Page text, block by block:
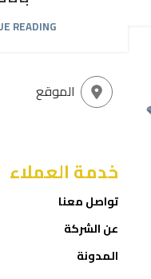
READING
الموقع
خدمة العملاء
تواصل معنا
عن الشركة
المدونة